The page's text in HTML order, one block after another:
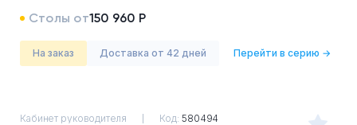
Столы от150 960 Р
На заказ Доставка от 42 дней Перейти в серию →
Кабинет руководителя Код: 580494